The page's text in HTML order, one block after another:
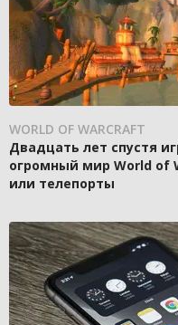
WORLD OF WARCRAFT
Двадцать лет спустя
огромный мир World
или телепорты